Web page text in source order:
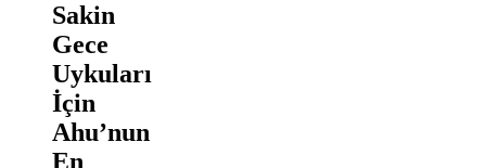
Sakin
Gece
Uykuları
İçin
Ahu’nun
En